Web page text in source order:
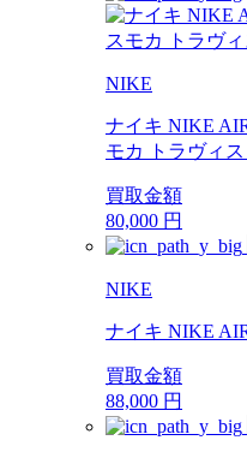
NIKE
ナイキ NIKE
モカ トラヴィ
買取金額
80,000 円
NIKE
ナイキ NIKE
買取金額
88,000 円